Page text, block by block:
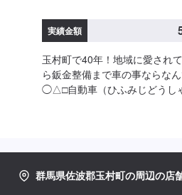
実績金額
玉村町で40年！地域に愛され
ら鈑金整備まで車の事ならな
◯△□自動車（ひふみじどうし
後する場合がございます。予
群馬県佐波郡玉村町の周辺の店